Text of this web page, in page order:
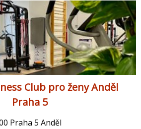
Club pro ženy Anděl
Praha 5
Praha 5 Anděl